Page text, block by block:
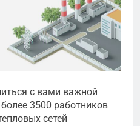
с вами важной
3500 работников
сетей